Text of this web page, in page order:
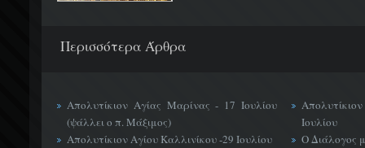
Περισσότερα Άρθρα
Απολυτίκιον Αγίας Μαρίνας - 17 Ιουλίου
(ψάλλει ο π. Μάξιμος)
Απολυτίκιον Αγίου Καλλινίκου -29 Ιουλίου
Ιουλίου
Ο Διάλογος